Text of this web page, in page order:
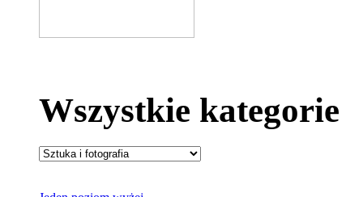
Wszystkie kategorie